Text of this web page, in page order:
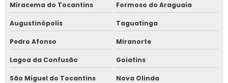
Miracema do Tocantins Formoso do Araguaia
Augustinópolis Taguatinga
Pedro Afonso Miranorte
Lagoa da Confusão Goiatins
São Miguel do Tocantins Nova Olinda